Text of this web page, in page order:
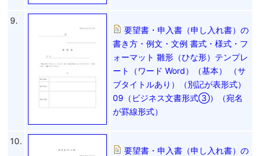
9.
要望書・申入書（申し入れ書）の
書き方・例文・文例 書式・様式・フ
ォーマット 雛形（ひな形）テンプレ
ート（ワード Word）（基本） （サ
ブタイトルあり）（別記が表形式）
09（ビジネス文書形式③）（宛名
が罫線形式）
10.
要望書・申入書（申し入れ書）の